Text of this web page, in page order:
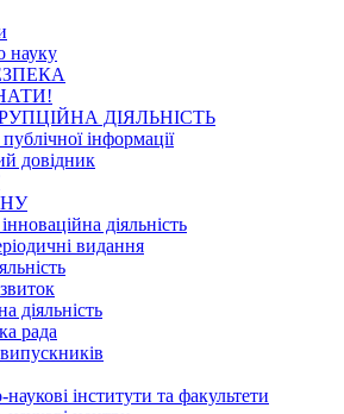
науку
ДІЯЛЬНІСТЬ
інформації
довідник
діяльність
видання
діяльність
рада
інститути та факультети